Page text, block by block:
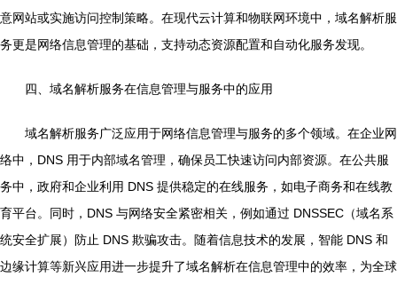
意网站或实施访问控制策略。在现代云计算和物联网环境中，域名解析服
务更是网络信息管理的基础，支持动态资源配置和自动化服务发现。
四、域名解析服务在信息管理与服务中的应用
域名解析服务广泛应用于网络信息管理与服务的多个领域。在企业网
络中，DNS 用于内部域名管理，确保员工快速访问内部资源。在公共服
务中，政府和企业利用 DNS 提供稳定的在线服务，如电子商务和在线教
育平台。同时，DNS 与网络安全紧密相关，例如通过 DNSSEC（域名系
统安全扩展）防止 DNS 欺骗攻击。随着信息技术的发展，智能 DNS 和
边缘计算等新兴应用进一步提升了域名解析在信息管理中的效率，为全球